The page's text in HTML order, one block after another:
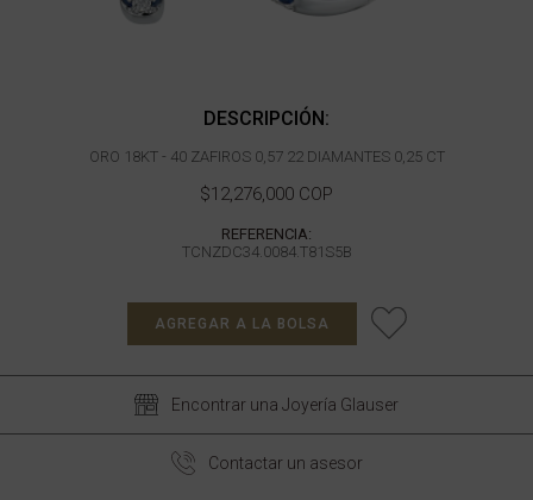
DESCRIPCIÓN:
ORO 18KT - 40 ZAFIROS 0,57 22 DIAMANTES 0,25 CT
$12,276,000 COP
REFERENCIA:
TCNZDC34.0084.T81S5B
AGREGAR A LA BOLSA
Encontrar una Joyería Glauser
Contactar un asesor